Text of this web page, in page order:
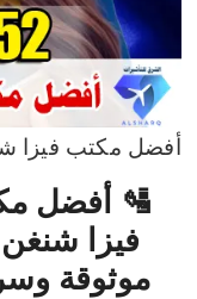
أفضل مكتب فيزا
🛂
أفضل
فيزا
موثوقة